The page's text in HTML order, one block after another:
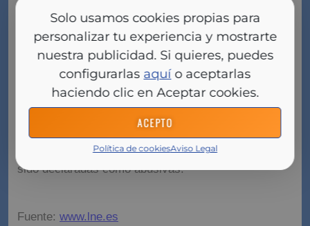
Solo usamos cookies propias para
personalizar tu experiencia y mostrarte
nuestra publicidad. Si quieres, puedes
configurarlas aquío aceptarlas
haciendo clic en Aceptar cookies.
ACEPTO
Política de cookiesAviso Legal
La decisión del TJUE tiene origen en dos cuestiones
judiciales. La primera es un procedimiento contra
CaixaBank planteada por el Juzgado de Primera
Instancia nº17 de Palma de Mallorca y la segunda
procede del Juzgado de Primera Instancia e
Instrucción nº6 de Ceuta en relación con un caso
El tribunal europeo ha considerado que es ilegal que
un juez nacional niegue a una persona que pueda
recibir el dinero de unas cláusulas cuando estas han
sido declaradas como abusivas.
Fuente: www.lne.es